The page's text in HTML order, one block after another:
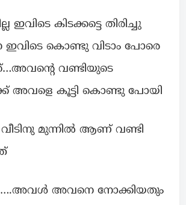
കിടക്കട്ടെ തിരിച്ചു
ഇവിടെ കൊണ്ടു വിടാം പോരെ
വണ്ടിയുടെ
അവളെ കൂട്ടി കൊണ്ടു പോയി
മുന്നിൽ ആണ് വണ്ടി
അവനെ നോക്കിയതും